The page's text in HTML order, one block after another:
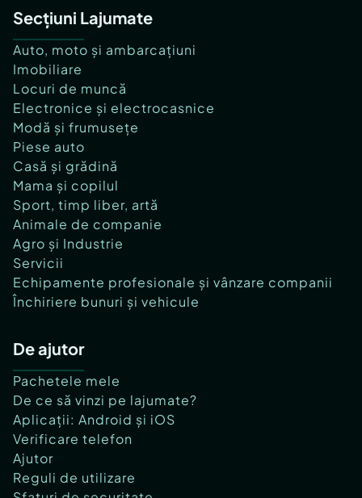
Secțiuni Lajumate
Auto, moto și ambarcațiuni
Imobiliare
Locuri de muncă
Electronice și electrocasnice
Modă și frumusețe
Piese auto
Casă și grădină
Mama și copilul
Sport, timp liber, artă
Animale de companie
Agro și Industrie
Servicii
Echipamente profesionale și vânzare companii
Închiriere bunuri și vehicule
De ajutor
Pachetele mele
De ce să vinzi pe lajumate?
Aplicații: Android și iOS
Verificare telefon
Ajutor
Reguli de utilizare